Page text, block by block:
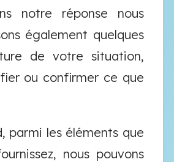
notre réponse nous
également quelques
de votre situation,
ou confirmer ce que
parmi les éléments que
nous pouvons